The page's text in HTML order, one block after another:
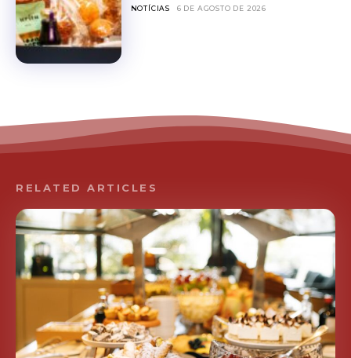
NOTÍCIAS 6 DE AGOSTO DE 2026
RELATED ARTICLES